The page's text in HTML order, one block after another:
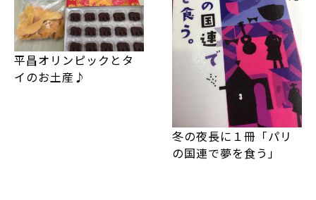
平昌オリンピックとタ
イのお土産♪
冬の夜長に１冊「パリ
の国連で夢を食う」